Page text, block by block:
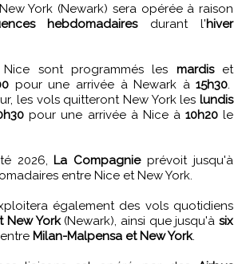
hebdomadairesdurant l'hiver
sont programmés les mardiset
pour une arrivée à Newark à15h30.
les vols quitteront New York les lundis
pour une arrivée à Nice à 10h20le
2026, La Compagnieprévoit jusqu'à
entre Nice et New York.
également des vols quotidiens
New York(Newark), ainsi que jusqu'àsix
entre Milan-Malpensa et New York.